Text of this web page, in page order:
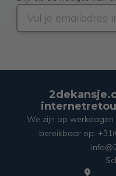
We zijn op
bereikbaar op: